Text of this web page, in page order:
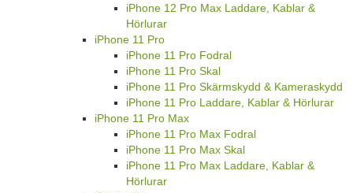
iPhone 12 Pro Max Laddare, Kablar &
Hörlurar
iPhone 11 Pro
iPhone 11 Pro Fodral
iPhone 11 Pro Skal
iPhone 11 Pro Skärmskydd & Kameraskydd
iPhone 11 Pro Laddare, Kablar & Hörlurar
iPhone 11 Pro Max
iPhone 11 Pro Max Fodral
iPhone 11 Pro Max Skal
iPhone 11 Pro Max Laddare, Kablar &
Hörlurar